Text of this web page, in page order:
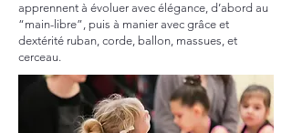
apprennent à évoluer avec élégance, d’abord au
“main-libre”, puis à manier avec grâce et
dextérité ruban, corde, ballon, massues, et
cerceau.